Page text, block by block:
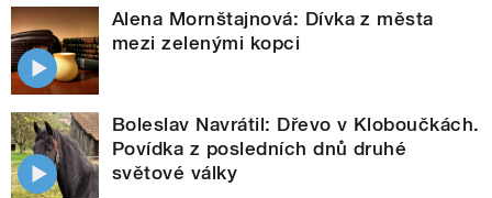
Alena Mornštajnová: Dívka z města
mezi zelenými kopci
Boleslav Navrátil: Dřevo v Kloboučkách.
Povídka z posledních dnů druhé
světové války